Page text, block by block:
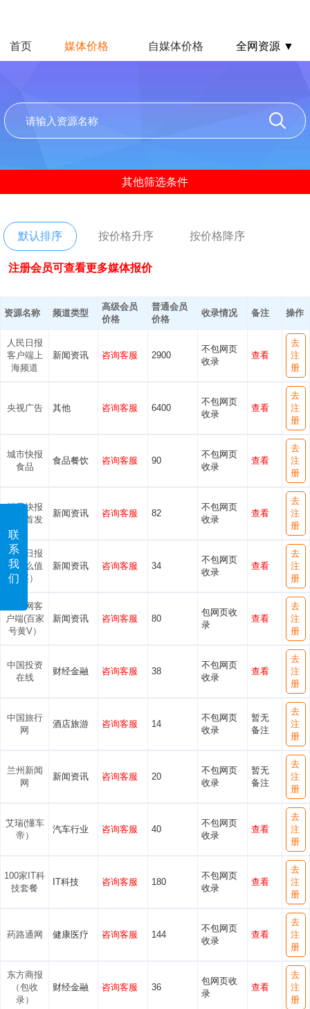
联
系
我
们
首页 媒体价格 自媒体价格 全网资源 ▼
其他筛选条件
默认排序 按价格升序 按价格降序
注册会员可查看更多媒体报价
资源名称 频道类型
高级会员
价格
普通会员
价格
收录情况 备注 操作
人民日报
客户端上
海频道
新闻资讯 咨询客服 2900
不包网页
收录
查看
去
注
册
央视广告 其他 咨询客服 6400
不包网页
收录
查看
去
注
册
城市快报
食品
食品餐饮 咨询客服 90
不包网页
收录
查看
去
注
册
消费快报
广东首发
新闻资讯 咨询客服 82
不包网页
收录
查看
去
注
册
企业日报
（什么值
得买）
新闻资讯 咨询客服 34
不包网页
收录
查看
去
注
册
新浪网客
户端(百家
号黄V）
新闻资讯 咨询客服 80
包网页收
录
查看
去
注
册
中国投资
在线
财经金融 咨询客服 38
不包网页
收录
查看
去
注
册
中国旅行
网
酒店旅游 咨询客服 14
不包网页
收录
暂无
备注
去
注
册
兰州新闻
网
新闻资讯 咨询客服 20
不包网页
收录
暂无
备注
去
注
册
艾瑞(懂车
帝）
汽车行业 咨询客服 40
不包网页
收录
查看
去
注
册
100家IT科
技套餐
IT科技 咨询客服 180
不包网页
收录
查看
去
注
册
药路通网 健康医疗 咨询客服 144
不包网页
收录
查看
去
注
册
东方商报
（包收
录）
财经金融 咨询客服 36
包网页收
录
查看
去
注
册